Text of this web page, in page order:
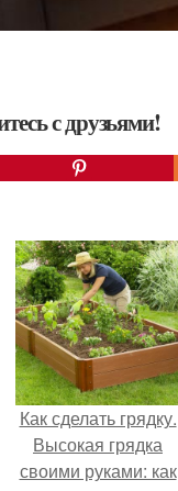
с друзьями!
Как сделать грядку.
Высокая грядка
своими руками: как